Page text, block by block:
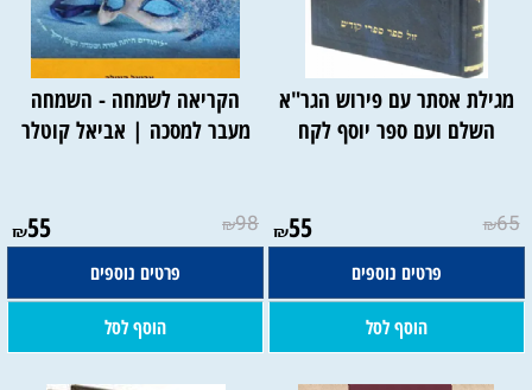
מגילת אסתר עם פירוש הגר"א
השלם ועם ספר יוסף לקח
₪65
₪55
פרטים נוספים
הוסף לסל
הקריאה לשמחה - השמחה
מעבר למסכה | אביאל קוטלר
₪98
₪55
פרטים נוספים
הוסף לסל